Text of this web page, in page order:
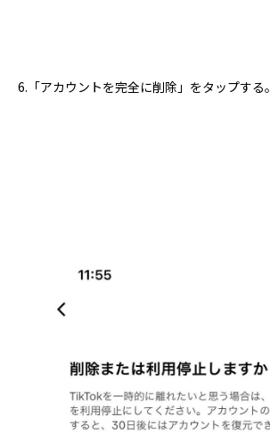
6.「アカウントを完全に削除」をタップする。